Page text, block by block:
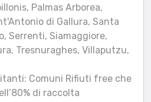
Palmas Arborea,
di Gallura, Santa
Serrenti, Siamaggiore,
Tresnuraghes, Villaputzu,
Comuni Rifiuti free che
di raccolta